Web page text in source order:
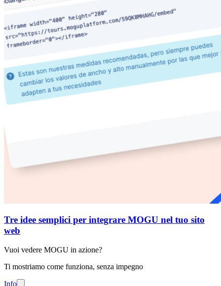
Tre idee semplici per integrare MOGU nel tuo sito
web
Vuoi vedere MOGU in azione?
Ti mostriamo come funziona, senza impegno
Info